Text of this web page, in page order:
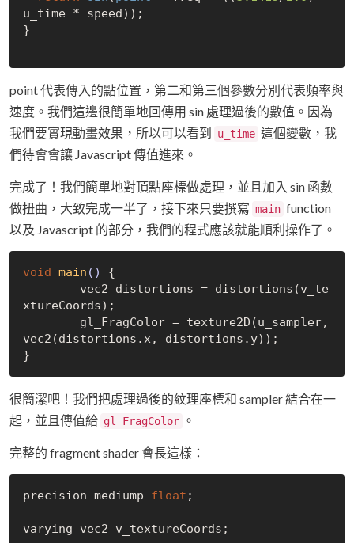
u_time * speed));
}
point 代表傳入的點位置，第二和第三個參數分別代表頻率與
速度。我們這邊很簡單地回傳用 sin 處理過後的數值。因為
我們要實現動畫效果，所以可以看到
u_time 這個變數，我
們待會會讓 Javascript 傳值進來。
完成了！我們簡單地對頂點座標做處理，並且加入 sin 函數
做扭曲，大致完成一半了，接下來只要撰寫 main function
以及 Javascript 的部分，我們的程式應該就能順利操作了。
void main ()
{
xtureCoords);
vec2(distortions.x, distortions.y));
很簡潔吧！我們把處理過後的紋理座標和 sampler 結合在一
起，並且傳值給 gl_FragColor 。
完整的 fragment shader 會長這樣：
precision mediump float ;
varying vec2 v_textureCoords;